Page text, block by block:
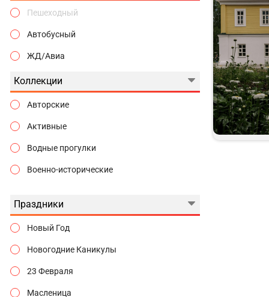
Пешеходный
Автобусный
ЖД/Авиа
Коллекции
Авторские
Активные
Водные прогулки
Военно-исторические
Городские истории
Государева дорога
Гуляем по Москве
Дворцы и замки
Праздники
Новый Год
Новогодние Каникулы
23 Февраля
Масленица